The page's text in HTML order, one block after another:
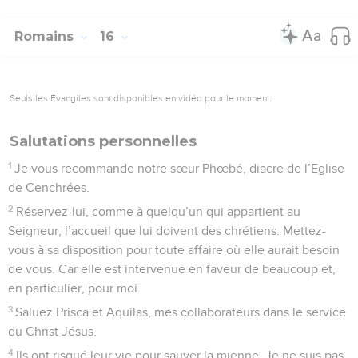
Romains 16
Seuls les Évangiles sont disponibles en vidéo pour le moment.
Salutations personnelles
1 Je vous recommande notre sœur Phœbé, diacre de l’Eglise
de Cenchrées.
2 Réservez-lui, comme à quelqu’un qui appartient au
Seigneur, l’accueil que lui doivent des chrétiens. Mettez-
vous à sa disposition pour toute affaire où elle aurait besoin
de vous. Car elle est intervenue en faveur de beaucoup et,
en particulier, pour moi.
3 Saluez Prisca et Aquilas, mes collaborateurs dans le service
du Christ Jésus.
4 Ils ont risqué leur vie pour sauver la mienne. Je ne suis pas